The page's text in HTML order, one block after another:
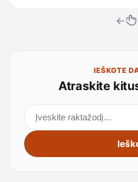
←
IEŠKOTE
Atraskite